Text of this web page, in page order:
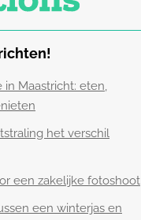
in Maastricht: eten,
het verschil
een zakelijke fotoshoot
een winterjas en